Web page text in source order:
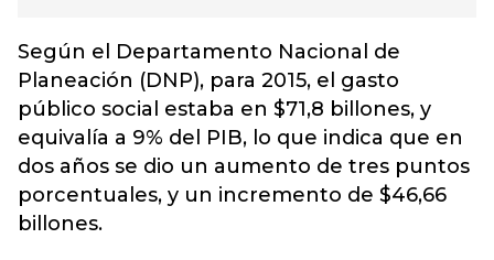
Según el Departamento Nacional de
Planeación (DNP), para 2015, el gasto
público social estaba en $71,8 billones, y
equivalía a 9% del PIB, lo que indica que en
dos años se dio un aumento de tres puntos
porcentuales, y un incremento de $46,66
billones.